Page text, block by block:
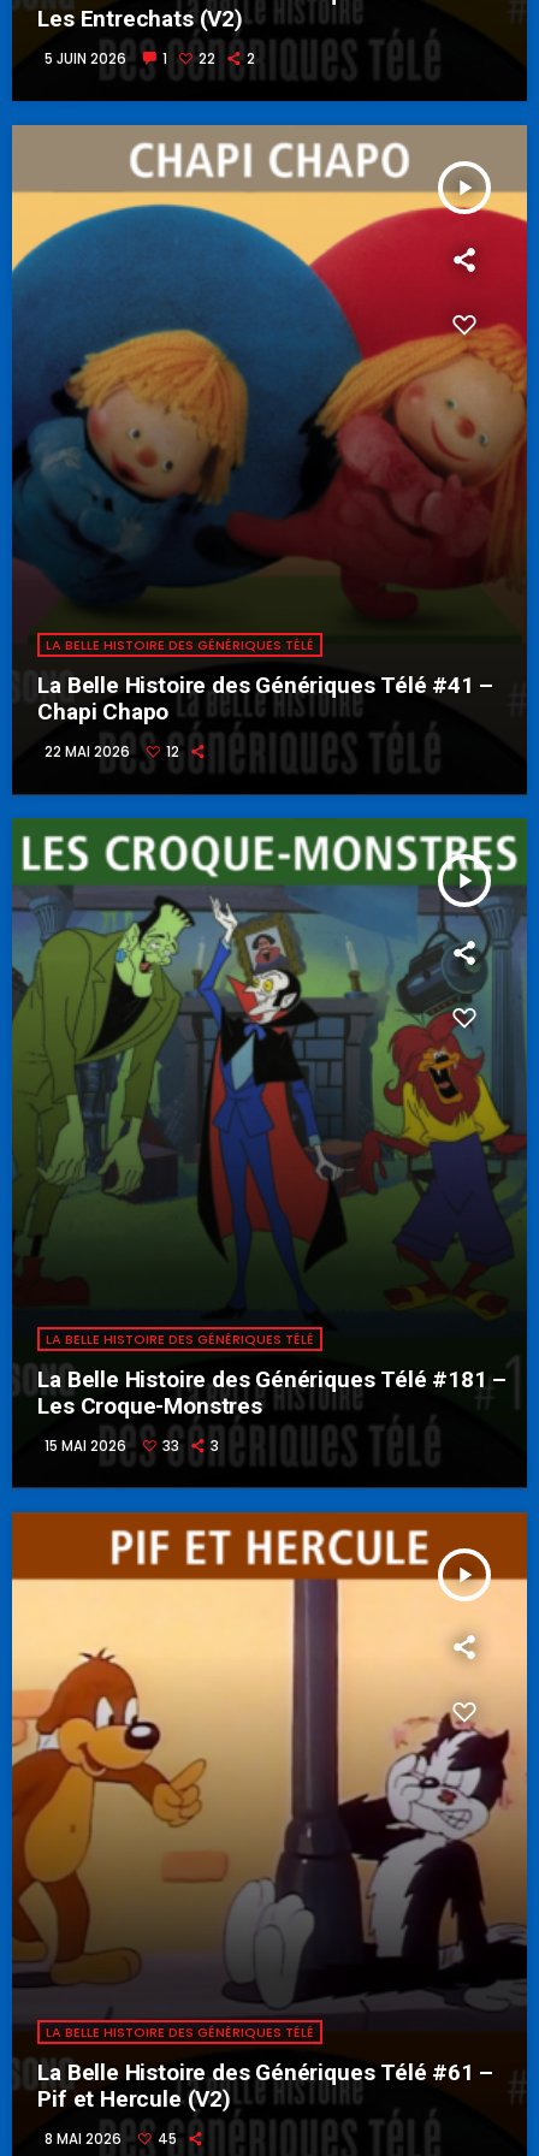
Les Entrechats (V2)
5 JUIN 2026 1 22 2
play_arrow
LA BELLE HISTOIRE DES GÉNÉRIQUES TÉLÉ
La Belle Histoire des Génériques Télé #41 –
Chapi Chapo
22 MAI 2026 12
play_arrow
LA BELLE HISTOIRE DES GÉNÉRIQUES TÉLÉ
La Belle Histoire des Génériques Télé #181 –
Les Croque-Monstres
15 MAI 2026 33 3
play_arrow
LA BELLE HISTOIRE DES GÉNÉRIQUES TÉLÉ
La Belle Histoire des Génériques Télé #61 –
Pif et Hercule (V2)
8 MAI 2026 45